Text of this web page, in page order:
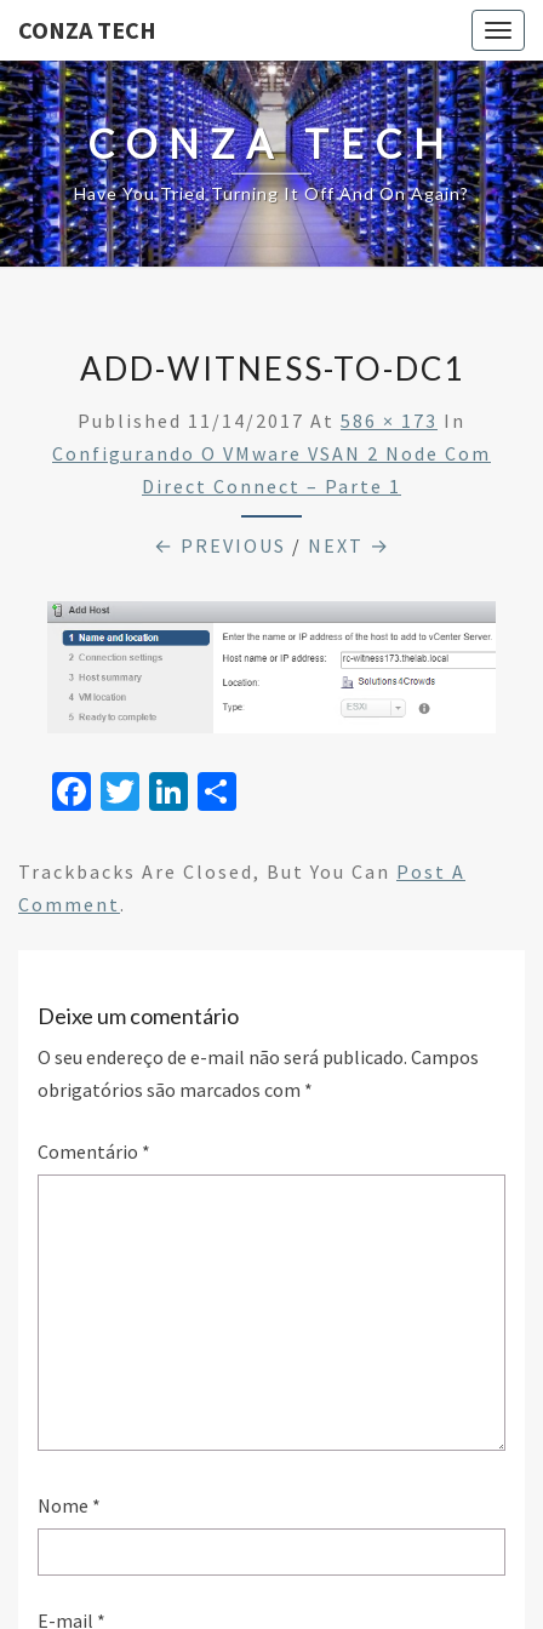
CONZA TECH
CONZA TECH
Have You Tried Turning It Off And On Again?
ADD-WITNESS-TO-DC1
Published 11/14/2017 At 586 × 173 In
Configurando O VMware VSAN 2 Node Com
Direct Connect – Parte 1
← PREVIOUS / NEXT →
Fa
b
o
T
tt
Li
ke ar
Trackbacks Are Closed, But You Can Post A
Comment .
Deixe um comentário
O seu endereço de e-mail não será publicado. Campos
obrigatórios são marcados com *
Comentário *
Nome *
E-mail *